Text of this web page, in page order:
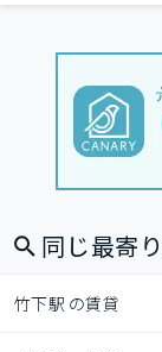
同じ最寄
竹下駅 の賃貸